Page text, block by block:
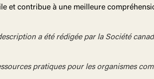
et contribue à une meilleure
a été rédigée par la Société
pratiques pour les organismes